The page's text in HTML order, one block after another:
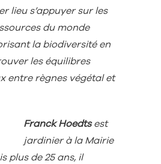
lieu s’appuyer sur les
du monde
la biodiversité en
les équilibres
entre règnes végétal et
Franck Hoedtsest
jardinier à la Mairie
plus de 25 ans, il